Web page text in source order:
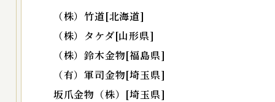
（株）竹道[北海道]
（株）タケダ[山形県]
（株）鈴木金物[福島県]
（有）軍司金物[埼玉県]
坂爪金物（株）[埼玉県]